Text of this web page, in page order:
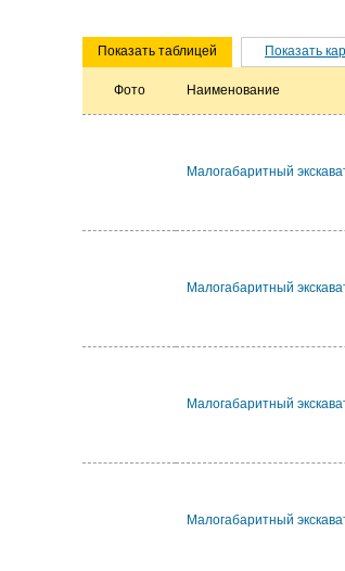
Показать таблицей Показать
Фото Наименование
Малогабаритный
Малогабаритный
Малогабаритный
Малогабаритный